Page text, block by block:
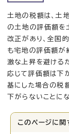
土地の税額は、土
の土地の評価額を
改正があり、全国
も宅地の評価額が
激な上昇を避ける
応じて評価額は下
基にした場合の税
下がらないことに
このページに関